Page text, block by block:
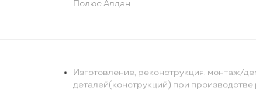
Полюс Алдан
Изготовление, реконструкция, монтаж/
деталей(конструкций) при производстве